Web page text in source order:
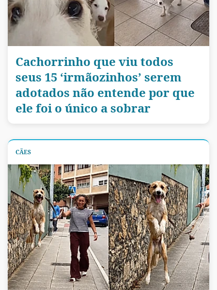
Cachorrinho que viu todos
seus 15 ‘irmãozinhos’ serem
adotados não entende por que
ele foi o único a sobrar
CÃES